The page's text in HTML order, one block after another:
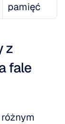
pamięć
z
fale